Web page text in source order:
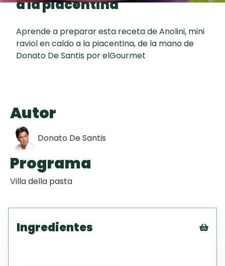
Chispas de
Chocolate
recetas
a la piacentina
Aprende a preparar esta receta de Anolini, mini
raviol en caldo a la piacentina, de la mano de
Donato De Santis por elGourmet
Autor
Donato De Santis
Programa
Villa della pasta
Ingredientes